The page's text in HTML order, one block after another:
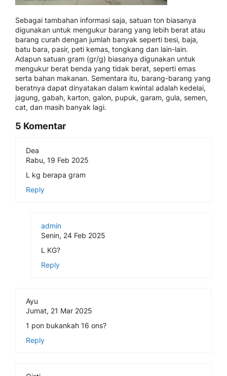
Sebagai tambahan informasi saja, satuan ton biasanya
digunakan untuk mengukur barang yang lebih berat atau
barang curah dengan jumlah banyak seperti besi, baja,
batu bara, pasir, peti kemas, tongkang dan lain-lain.
Adapun satuan gram (gr/g) biasanya digunakan untuk
mengukur berat benda yang tidak berat, seperti emas
serta bahan makanan. Sementara itu, barang-barang yang
beratnya dapat dinyatakan dalam kwintal adalah kedelai,
jagung, gabah, karton, galon, pupuk, garam, gula, semen,
cat, dan masih banyak lagi.
5 Komentar
Dea
Rabu, 19 Feb 2025
L kg berapa gram
Reply
admin
Senin, 24 Feb 2025
L KG?
Reply
Ayu
Jumat, 21 Mar 2025
1 pon bukankah 16 ons?
Reply